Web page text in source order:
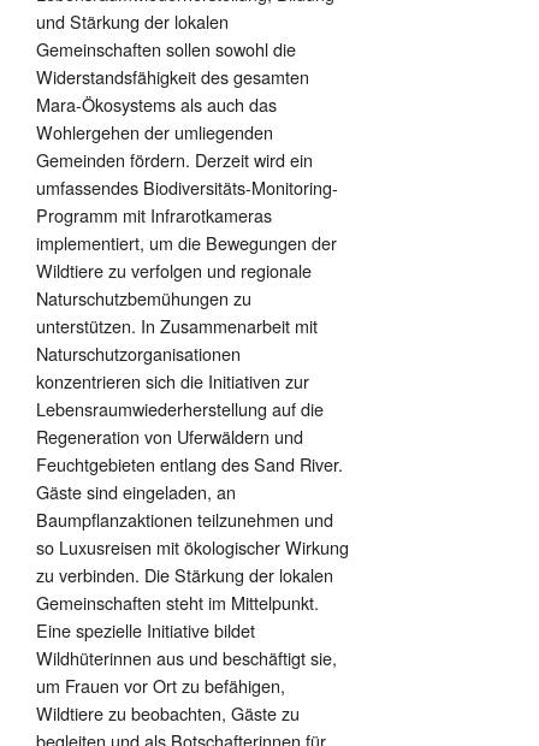
und Stärkung der lokalen
Gemeinschaften sollen sowohl die
Widerstandsfähigkeit des gesamten
Mara-Ökosystems als auch das
Wohlergehen der umliegenden
Gemeinden fördern. Derzeit wird ein
umfassendes Biodiversitäts-Monitoring-
Programm mit Infrarotkameras
implementiert, um die Bewegungen der
Wildtiere zu verfolgen und regionale
Naturschutzbemühungen zu
unterstützen. In Zusammenarbeit mit
Naturschutzorganisationen
konzentrieren sich die Initiativen zur
Lebensraumwiederherstellung auf die
Regeneration von Uferwäldern und
Feuchtgebieten entlang des Sand River.
Gäste sind eingeladen, an
Baumpflanzaktionen teilzunehmen und
so Luxusreisen mit ökologischer Wirkung
zu verbinden. Die Stärkung der lokalen
Gemeinschaften steht im Mittelpunkt.
Eine spezielle Initiative bildet
Wildhüterinnen aus und beschäftigt sie,
um Frauen vor Ort zu befähigen,
Wildtiere zu beobachten, Gäste zu
begleiten und als Botschafterinnen für